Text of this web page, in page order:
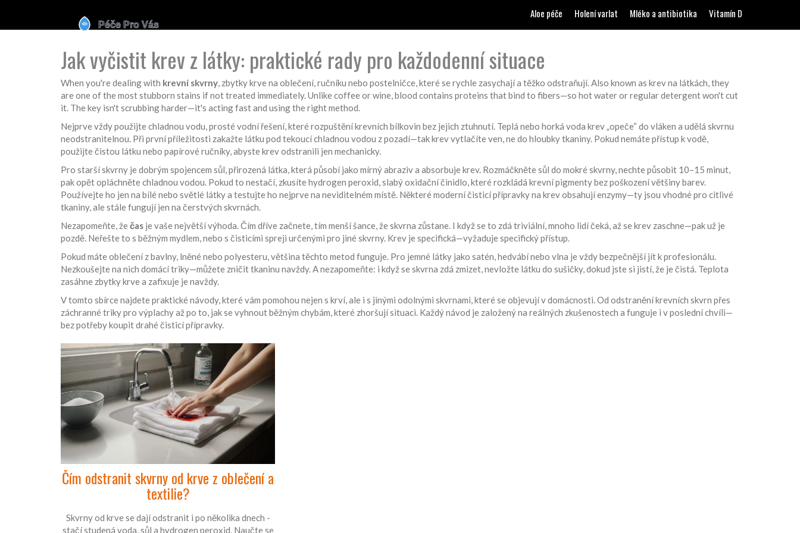
Aloe péče Holení varlat Mléko a antibiotika Vitamín D
Jak vyčistit krev z látky: praktické rady pro každodenní situace
When you're dealing with krevní skvrny, zbytky krve na oblečení, ručníku nebo postelničce, které se rychle zasychají a těžko odstraňují. Also known as krev na látkách, they
are one of the most stubborn stains if not treated immediately. Unlike coffee or wine, blood contains proteins that bind to fibers—so hot water or regular detergent won't cut
it. The key isn't scrubbing harder—it's acting fast and using the right method.
Nejprve vždy použijtechladnou vodu,prosté vodní řešení, které rozpuštění krevních bílkovin bez jejich ztuhnutí. Teplá nebo horká voda krev „opeče“ do vláken a udělá skvrnu
neodstranitelnou. Při první příležitosti zakažte látku pod tekoucí chladnou vodou z pozadí—tak krev vytlačíte ven, ne do hloubky tkaniny. Pokud nemáte přístup k vodě,
použijte čistou látku nebo papírové ručníky, abyste krev odstranili jen mechanicky.
Pro starší skvrny je dobrým spojencem sůl,přirozená látka, která působí jako mírný abraziv a absorbuje krev. Rozmáčkněte sůl do mokré skvrny, nechte působit 10–15 minut,
pak opět opláchněte chladnou vodou. Pokud to nestačí, zkusítehydrogen peroxid,slabý oxidační činidlo, které rozkládá krevní pigmenty bez poškození většiny barev.
Používejte ho jen na bílé nebo světlé látky a testujte ho nejprve na neviditelném místě. Některé moderní čisticí přípravky na krev obsahují enzymy—ty jsou vhodné pro citlivé
tkaniny, ale stále fungují jen na čerstvých skvrnách.
Nezapomeňte, žečas je vaše největší výhoda. Čím dříve začnete, tím menší šance, že skvrna zůstane. I když se to zdá triviální, mnoho lidí čeká, až se krev zaschne—pak už je
pozdě. Neřešte to s běžným mydlem, nebo s čisticími spreji určenými pro jiné skvrny. Krev je specifická—vyžaduje specifický přístup.
Pokud máte oblečení z bavlny, lněné nebo polyesteru, většina těchto metod funguje. Pro jemné látky jako satén, hedvábí nebo vlna je vždy bezpečnější jít k profesionálu.
Nezkoušejte na nich domácí triky—můžete zničit tkaninu navždy. A nezapomeňte: i když se skvrna zdá zmizet, nevložte látku do sušičky, dokud jste si jistí, že je čistá. Teplota
zasáhne zbytky krve a zafixuje je navždy.
V tomto sbírce najdete praktické návody, které vám pomohou nejen s krví, ale i s jinými odolnými skvrnami, které se objevují v domácnosti. Od odstranění krevních skvrn přes
záchranné triky pro výplachy až po to, jak se vyhnout běžným chybám, které zhoršují situaci. Každý návod je založený na reálných zkušenostech a funguje i v poslední chvíli—
bez potřeby koupit drahé čisticí přípravky.
Čím odstranit skvrny od krve z oblečení a
textilie?
Skvrny od krve se dají odstranit i po několika dnech -
stačí studená voda, sůl a hydrogen peroxid. Naučte se